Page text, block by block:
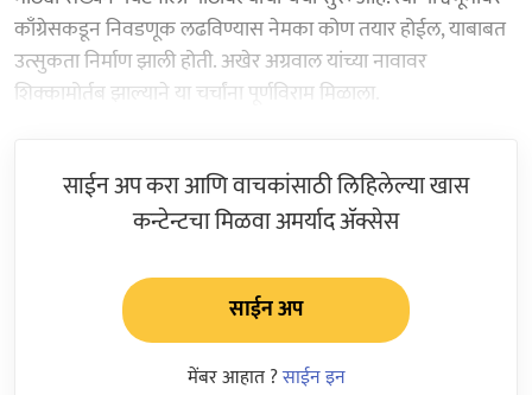
काँग्रेसकडून निवडणूक लढविण्यास नेमका कोण तयार होईल, याबाबत
उत्सुकता निर्माण झाली होती. अखेर अग्रवाल यांच्या नावावर
शिक्कामोर्तब झाल्याने या चर्चांना पूर्णविराम मिळाला.
साईन अप करा आणि वाचकांसाठी लिहिलेल्या खास
कन्टेन्टचा मिळवा अमर्याद ॲक्सेस
साईन अप
मेंबर आहात ?साईन इन